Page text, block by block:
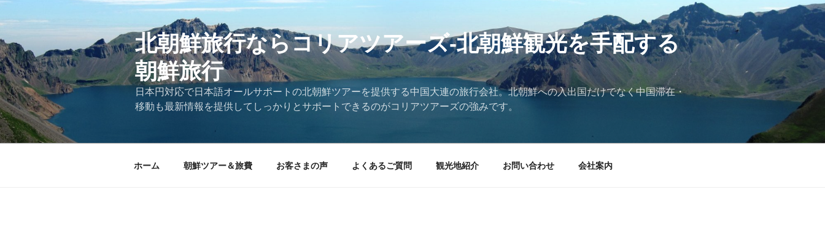
ン
ン
ツ
へ
ス
キ
ッ
プ
北朝鮮旅行ならコリアツアーズ-北朝鮮観光を手配する
朝鮮旅行
日本円対応で日本語オールサポートの北朝鮮ツアーを提供する中国大連の旅行会社。北朝鮮への入出国だけでなく中国滞在・
移動も最新情報を提供してしっかりとサポートできるのがコリアツアーズの強みです。
ホーム 朝鮮ツアー＆旅費 お客さまの声 よくあるご質問 観光地紹介 お問い合わせ 会社案内